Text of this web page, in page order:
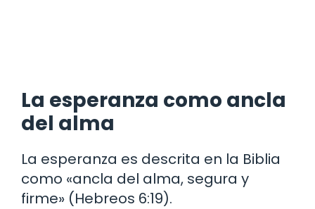
La esperanza como ancla
del alma
La esperanza es descrita en la Biblia
como «ancla del alma, segura y
firme» (Hebreos 6:19).